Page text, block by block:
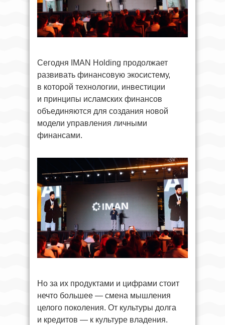
Сегодня IMAN Holding продолжает
развивать финансовую экосистему,
в которой технологии, инвестиции
и принципы исламских финансов
объединяются для создания новой
модели управления личными
финансами.
Но за их продуктами и цифрами стоит
нечто большее — смена мышления
целого поколения. От культуры долга
и кредитов — к культуре владения.